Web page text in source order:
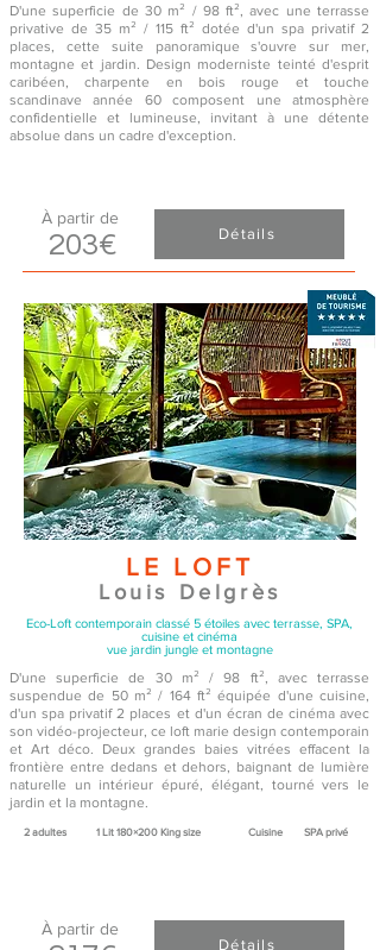
D'une superficie de 30 m² / 98 ft², avec une terrasse
privative de 35 m² / 115 ft² dotée d'un spa privatif 2
places, cette suite panoramique s'ouvre sur mer,
montagne et jardin. Design moderniste teinté d'esprit
caribéen, charpente en bois rouge et touche
scandinave année 60 composent une atmosphère
confidentielle et lumineuse, invitant à une détente
absolue dans un cadre d'exception.
À partir de
203€ Détails
LE LOFT
Louis Delgrès
Eco-Loft contemporain classé 5 étoiles avec terrasse, SPA,
cuisine et cinéma
vue jardin jungle et montagne
D'une superficie de 30 m² / 98 ft², avec terrasse
suspendue de 50 m² / 164 ft² équipée d'une cuisine,
d'un spa privatif 2 places et d'un écran de cinéma avec
son vidéo-projecteur, ce loft marie design contemporain
et Art déco. Deux grandes baies vitrées effacent la
frontière entre dedans et dehors, baignant de lumière
naturelle un intérieur épuré, élégant, tourné vers le
jardin et la montagne.
2 adultes​ 1 Lit 180×200 King size Cuisine SPA privé
À partir de
Détails